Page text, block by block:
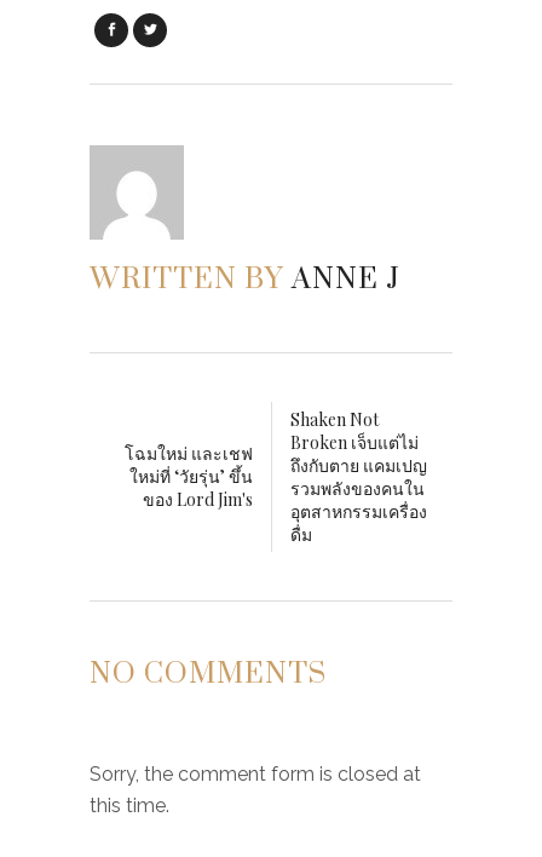
WRITTEN BY ANNE J
โฉมใหม่ และเชฟ
ใหม่ที่ ‘วัยรุ่น’ ขึ้น
ของ Lord Jim's
Shaken Not
Broken เจ็บแต่ไม่
ถึงกับตาย แคมเปญ
รวมพลังของคนใน
อุตสาหกรรมเครื่อง
ดื่ม
NO COMMENTS
Sorry, the comment form is closed at
this time.